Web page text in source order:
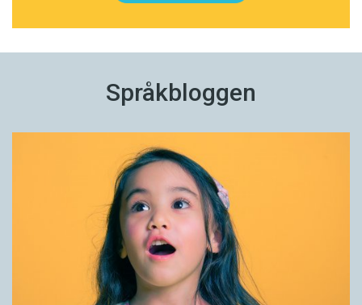
Språkbloggen